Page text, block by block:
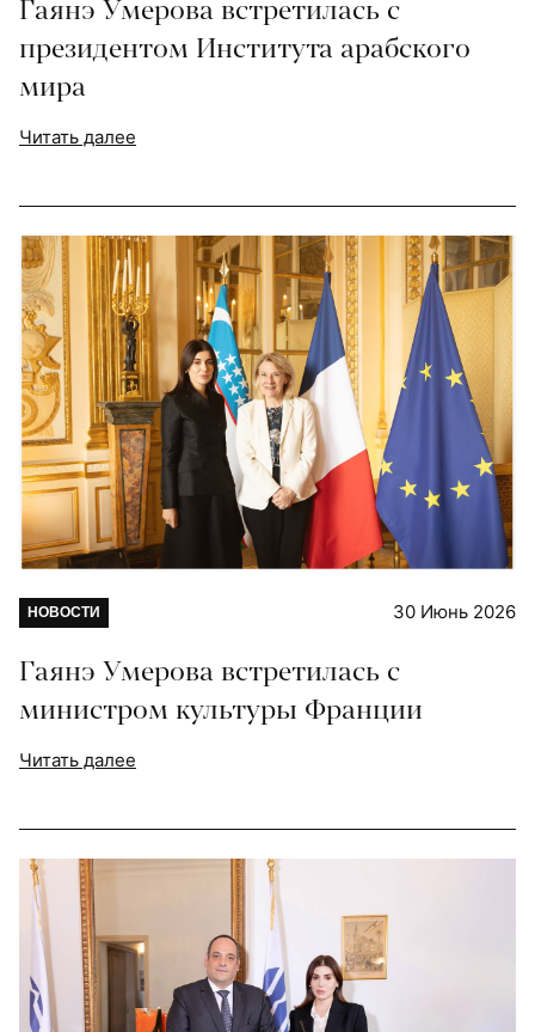
Гаянэ Умерова встретилась с
президентом Института арабского
мира
Читать далее
НОВОСТИ 30 Июнь 2026
Гаянэ Умерова встретилась с
министром культуры Франции
Читать далее